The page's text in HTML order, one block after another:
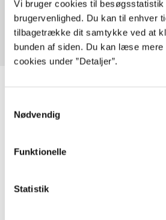
Vi bruger cookies til besøgsstatistik
brugervenlighed. Du kan til enhver
tilbagetrække dit samtykke ved at
bunden af siden. Du kan læse mere
cookies under ”Detaljer”.
Nødvendig
Funktionelle
Statistik
Fra
Artikler